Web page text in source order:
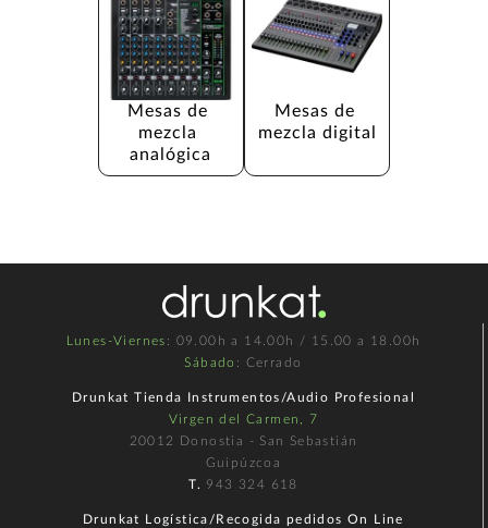
Mesas de
mezcla
analógica
Mesas de
mezcla digital
Lunes-Viernes : 09.00h a 14.00h / 15.00 a 18.00h
Sábado : Cerrado
Drunkat Tienda Instrumentos/Audio Profesional
Virgen del Carmen, 7
20012 Donostia - San Sebastián
Guipúzcoa
T. 943 324 618
Drunkat Logística/Recogida pedidos On Line